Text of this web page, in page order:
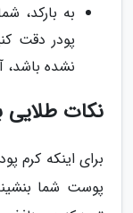
به بارکد،
پودر دقت
نشده
نکات طلایی
برای اینکه کرم
پوست شما